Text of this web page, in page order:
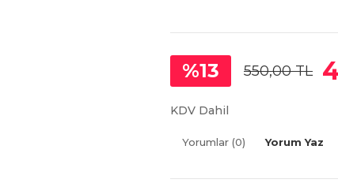
%13 550,00 TL
KDV Dahil
Yorumlar (0) Yorum Yaz